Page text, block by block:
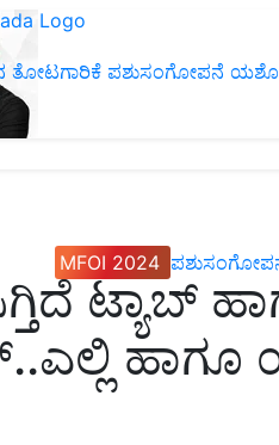
ತೋಟಗಾರಿಕೆ ಪಶುಸಂಗೋಪನೆ
MFOI 2024
ಟ್ಯಾಬ್‌
ಹಾಗೂ